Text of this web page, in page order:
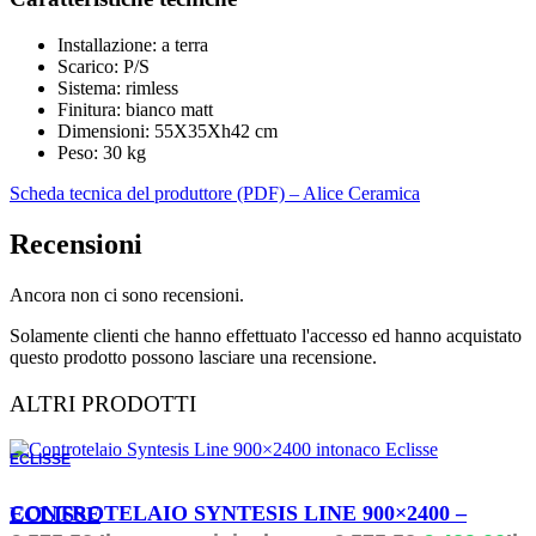
Installazione: a terra
Scarico: P/S
Sistema: rimless
Finitura: bianco matt
Dimensioni: 55X35Xh42 cm
Peso: 30 kg
Scheda tecnica del produttore (PDF) – Alice Ceramica
Recensioni
Ancora non ci sono recensioni.
Solamente clienti che hanno effettuato l'accesso ed hanno acquistato
questo prodotto possono lasciare una recensione.
ALTRI PRODOTTI
ECLISSE
ORDINABILE
CONTROTELAIO SYNTESIS LINE 900×2400 – ECLISSE